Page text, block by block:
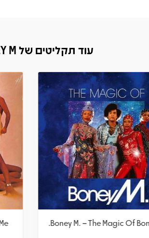
עוד תקליטים של BONEY M.
Boney M. – The Magic Of